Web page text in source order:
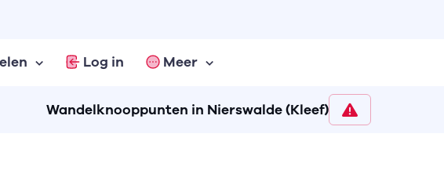
Log in Meer
Wandelknooppunten in Nierswalde (Kleef)